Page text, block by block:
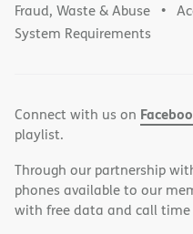
Fraud, Waste & Abuse
System Requirements
Connect with us on
playlist.
Through our partnership
phones available to our
with free data and call